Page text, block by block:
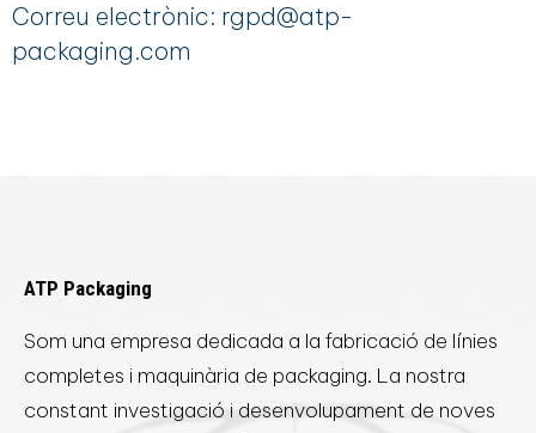
Correu electrònic: rgpd@atp-
packaging.com
ATP Packaging
Som una empresa dedicada a la fabricació de línies
completes i maquinària de packaging. La nostra
constant investigació i desenvolupament de noves